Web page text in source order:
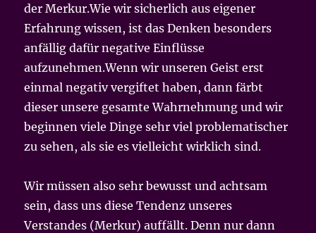
der Merkur.Wie wir sicherlich aus eigener
Erfahrung wissen, ist das Denken besonders
anfällig dafür negative Einflüsse
aufzunehmen.Wenn wir unseren Geist erst
einmal negativ vergiftet haben, dann färbt
dieser unsere gesamte Wahrnehmung und wir
beginnen viele Dinge sehr viel problematischer
zu sehen, als sie es vielleicht wirklich sind.
Wir müssen also sehr bewusst und achtsam
sein, dass uns diese Tendenz unseres
Verstandes (Merkur) auffällt. Denn nur dann